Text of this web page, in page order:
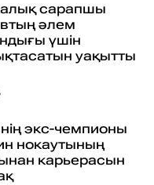
сарапшы
әлем
үшін
уақытты
нокаутының
карьерасын